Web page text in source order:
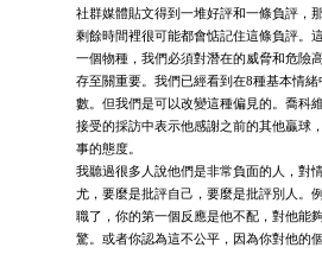
社群媒體貼文得到一堆好評和一條負評，
剩餘時間裡很可能都會惦記住這條負評。
一個物種，我們必須對潛在的威脅和危險
存至關重要。我們已經看到在8種基本情
數。但我們是可以改變這種偏見的。喬科
接受的採訪中表示他感謝之前的其他贏球
事的態度。
我聽過很多人說他們是非常負面的人，對
尤，要麼是批評自己，要麼是批評別人。
職了，你的第一個反應是他不配，對他能
驚。或者你認為這不公平，因為你對他的